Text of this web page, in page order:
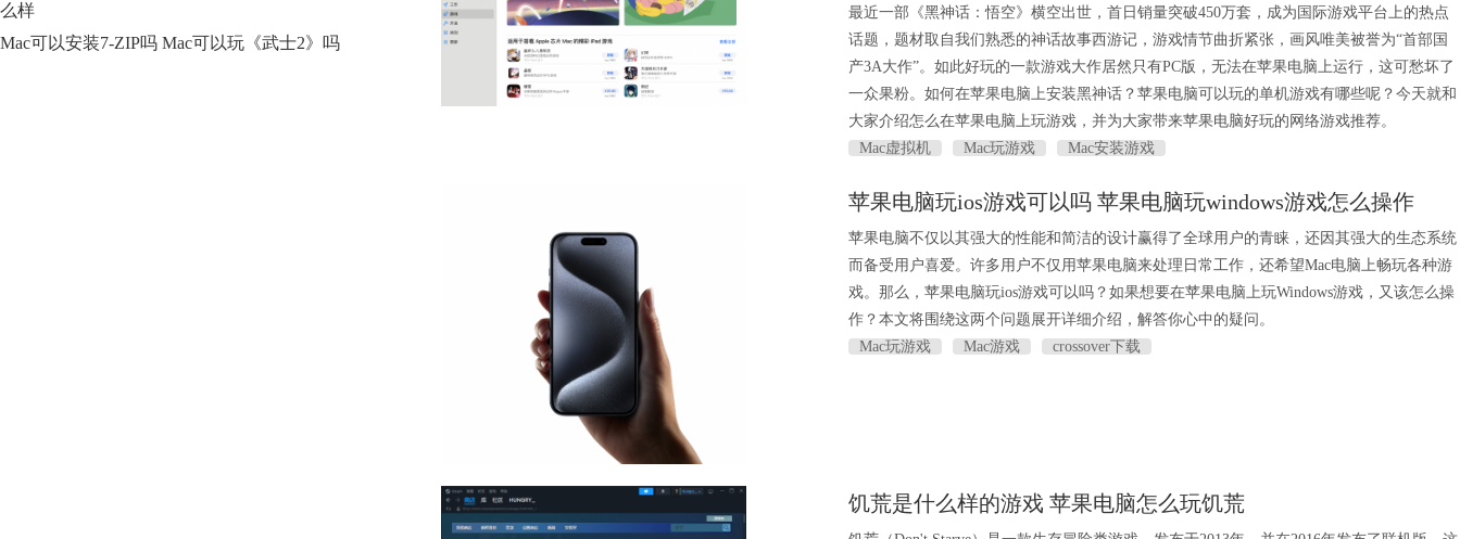
么样
Mac可以安装7-ZIP吗 Mac可以玩《武士2》吗
最近一部《黑神话：悟空》横空出世，首日销量突破450万套，成为国际游戏平台上的热点
话题，题材取自我们熟悉的神话故事西游记，游戏情节曲折紧张，画风唯美被誉为“首部国
产3A大作”。如此好玩的一款游戏大作居然只有PC版，无法在苹果电脑上运行，这可愁坏了
一众果粉。如何在苹果电脑上安装黑神话？苹果电脑可以玩的单机游戏有哪些呢？今天就和
大家介绍怎么在苹果电脑上玩游戏，并为大家带来苹果电脑好玩的网络游戏推荐。
Mac虚拟机
Mac玩游戏 Mac安装游戏
苹果电脑玩ios游戏可以吗 苹果电脑玩windows游戏怎么操作
苹果电脑不仅以其强大的性能和简洁的设计赢得了全球用户的青睐，还因其强大的生态系统
而备受用户喜爱。许多用户不仅用苹果电脑来处理日常工作，还希望Mac电脑上畅玩各种游
戏。那么，苹果电脑玩ios游戏可以吗？如果想要在苹果电脑上玩Windows游戏，又该怎么操
作？本文将围绕这两个问题展开详细介绍，解答你心中的疑问。
Mac玩游戏
Mac游戏 crossover下载
饥荒是什么样的游戏 苹果电脑怎么玩饥荒